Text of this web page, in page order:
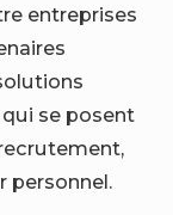
entreprises
se posent
personnel.